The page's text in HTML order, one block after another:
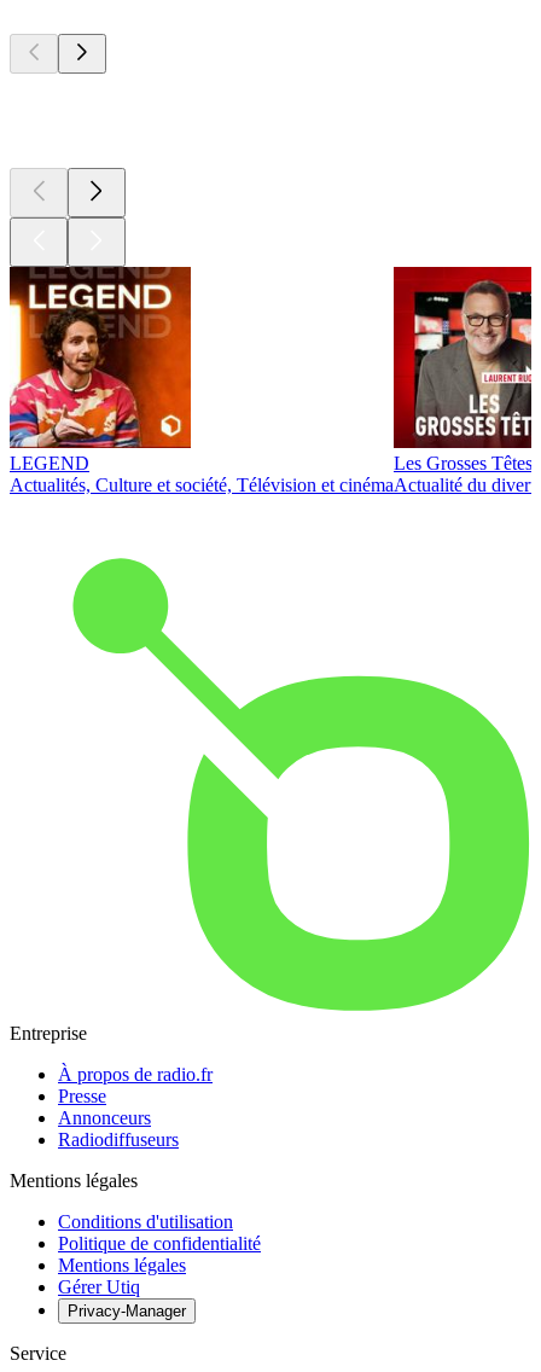
LEGEND
Actualités, Culture et société, Télévision et cinéma
Les Grosses Têtes
Actualité du
Entreprise
À propos de radio.fr
Presse
Annonceurs
Radiodiffuseurs
Mentions légales
Conditions d'utilisation
Politique de confidentialité
Mentions légales
Gérer Utiq
Privacy-Manager
Service